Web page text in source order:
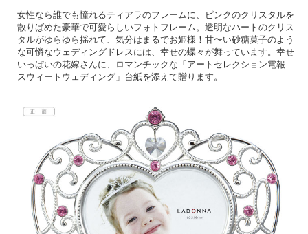
女性なら誰でも憧れるティアラのフレームに、ピンクのクリスタルを
散りばめた豪華で可愛らしいフォトフレーム。透明なハートのクリス
タルがゆらゆら揺れて、気分はまるでお姫様！甘〜い砂糖菓子のよう
な可憐なウェディングドレスには、幸せの蝶々が舞っています。幸せ
いっぱいの花嫁さんに、ロマンチックな「アートセレクション電報
スウィートウェディング」台紙を添えて贈ります。